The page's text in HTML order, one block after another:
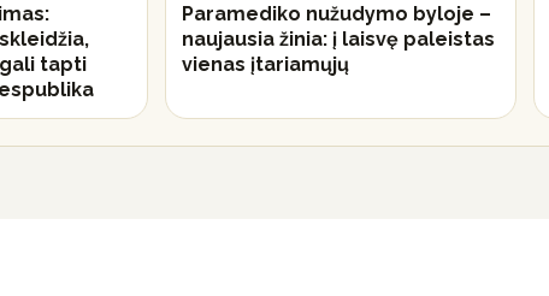
tapti
Paramediko nužudymo byloje –
naujausia žinia: į laisvę paleistas
vienas įtariamųjų